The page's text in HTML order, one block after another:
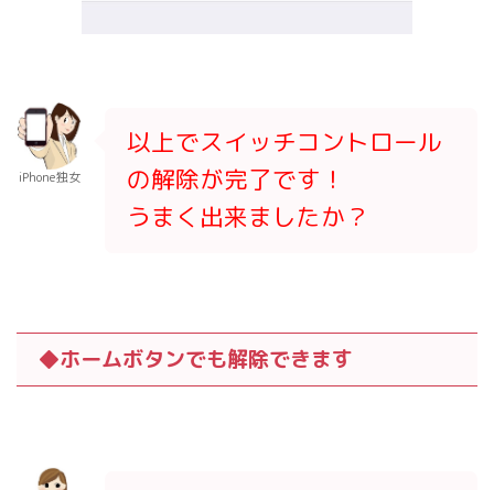
iPhone独女
以上でスイッチコントロール
の解除が完了です！
うまく出来ましたか？
◆ホームボタンでも解除できます